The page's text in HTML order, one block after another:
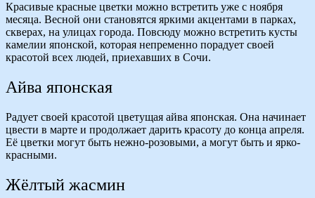
Красивые красные цветки можно встретить уже с ноября
месяца. Весной они становятся яркими акцентами в парках,
скверах, на улицах города. Повсюду можно встретить кусты
камелии японской, которая непременно порадует своей
красотой всех людей, приехавших в Сочи.
Айва японская
Радует своей красотой цветущая айва японская. Она начинает
цвести в марте и продолжает дарить красоту до конца апреля.
Её цветки могут быть нежно-розовыми, а могут быть и ярко-
красными.
Жёлтый жасмин